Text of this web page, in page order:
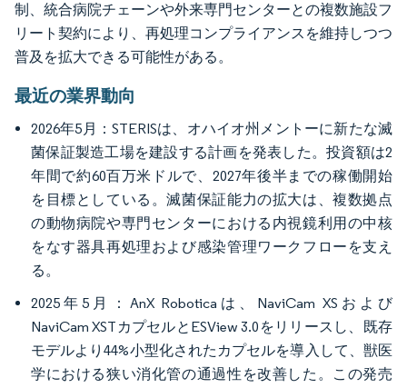
制、統合病院チェーンや外来専門センターとの複数施設フ
リート契約により、再処理コンプライアンスを維持しつつ
普及を拡大できる可能性がある。
最近の業界動向
2026年5月：STERISは、オハイオ州メントーに新たな滅
菌保証製造工場を建設する計画を発表した。投資額は2
年間で約60百万米ドルで、2027年後半までの稼働開始
を目標としている。滅菌保証能力の拡大は、複数拠点
の動物病院や専門センターにおける内視鏡利用の中核
をなす器具再処理および感染管理ワークフローを支え
る。
2025年5月：AnX Roboticaは、NaviCam XSおよび
NaviCam XSTカプセルとESView 3.0をリリースし、既存
モデルより44%小型化されたカプセルを導入して、獣医
学における狭い消化管の通過性を改善した。この発売